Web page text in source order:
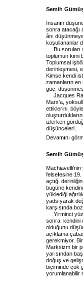
Semih
İnsanın
sonra atacağı
ânı
koşullananlar
Bu soruları
toplumun kimi
Toplumsal
derinleşmesi,
Kimse kendi
zamanların
güç,
Jacques
Marx’a,
ettiklerini,
izlerken
düşünceleri...
Devamını
Semih
felsefesine 19.
açtığı
bugüne
yüklediği
yadsıyarak
karşısında
Yirminci
sonra, kendini
olduğunu
açıklama
gerekmiyor.
Marksizm bir
yarısından
doğuş ve
biçiminde çok
yorumlanabilir